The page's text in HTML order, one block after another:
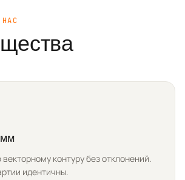
мм
контуру без отклонений.
идентичны.